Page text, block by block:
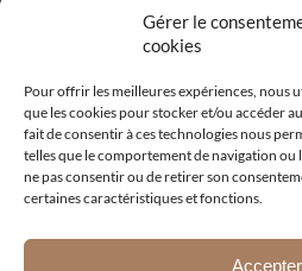
Gérer le
cookies
Pour offrir les meilleures expériences, nous
que les cookies pour stocker et/ou accéder
fait de consentir à ces technologies nous
telles que le comportement de navigation ou
ne pas consentir ou de retirer son
certaines caractéristiques et fonctions.
Accepter
13111
+33 (0)4